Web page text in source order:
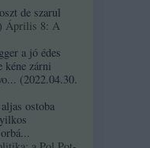
de szarul
) Április 8: A
a jó édes
kéne zárni
(2022.04.30.
ostoba